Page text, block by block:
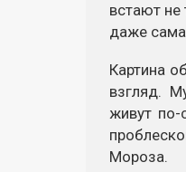
встают
даже сама
Картина
взгляд.
живут по-
Мороза.